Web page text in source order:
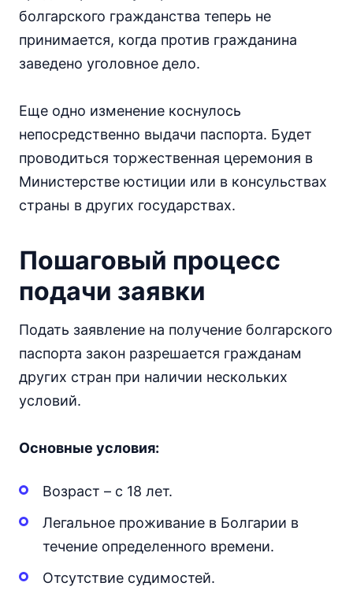
болгарского гражданства теперь не
принимается, когда против гражданина
заведено уголовное дело.
Еще одно изменение коснулось
непосредственно выдачи паспорта. Будет
проводиться торжественная церемония в
Министерстве юстиции или в консульствах
страны в других государствах.
Пошаговый процесс
подачи заявки
Подать заявление на получение болгарского
паспорта закон разрешается гражданам
других стран при наличии нескольких
условий.
Основные условия:
Возраст – с 18 лет.
Легальное проживание в Болгарии в
течение определенного времени.
Отсутствие судимостей.